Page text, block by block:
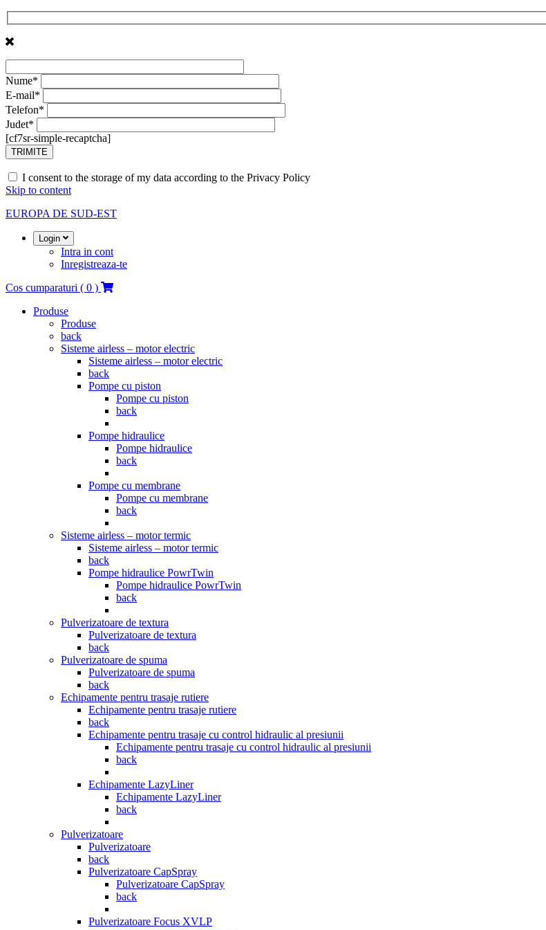
Nume*
E-mail*
Telefon*
Judet*
[cf7sr-simple-recaptcha]
I consent to the storage of my data according to the Privacy Policy
Skip to content
EUROPA DE SUD-EST
Login
Intra in cont
Inregistreaza-te
Cos cumparaturi ( 0 )
Produse
Produse
back
Sisteme airless – motor electric
Sisteme airless – motor electric
back
Pompe cu piston
Pompe cu piston
back
Pompe hidraulice
Pompe hidraulice
back
Pompe cu membrane
Pompe cu membrane
back
Sisteme airless – motor termic
Sisteme airless – motor termic
back
Pompe hidraulice PowrTwin
Pompe hidraulice PowrTwin
back
Pulverizatoare de textura
Pulverizatoare de textura
back
Pulverizatoare de spuma
Pulverizatoare de spuma
back
Echipamente pentru trasaje rutiere
Echipamente pentru trasaje rutiere
back
Echipamente pentru trasaje cu control hidraulic al presiunii
Echipamente pentru trasaje cu control hidraulic al presiunii
back
Echipamente LazyLiner
Echipamente LazyLiner
back
Pulverizatoare
Pulverizatoare
back
Pulverizatoare CapSpray
Pulverizatoare CapSpray
back
Pulverizatoare Focus XVLP